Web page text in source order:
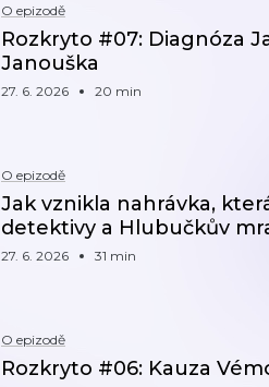
O epizodě
Rozkryto #07: Diagnóza
Janouška
27. 6. 2026 20 min
O epizodě
Jak vznikla nahrávka,
detektivy a Hlubučkův
27. 6. 2026 31 min
O epizodě
Rozkryto #06: Kauza